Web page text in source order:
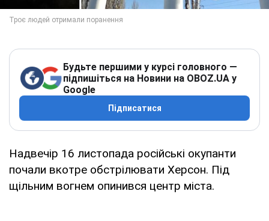
Будьте першими у курсі головного —
підпишіться на Новини на OBOZ.UA у
Google
Підписатися
Надвечір 16 листопада російські окупанти
почали вкотре обстрілювати Херсон. Під
щільним вогнем опинився центр міста.